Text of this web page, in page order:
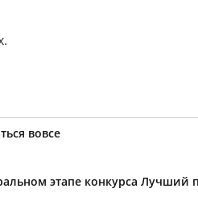
вовсе
этапе конкурса Лучший